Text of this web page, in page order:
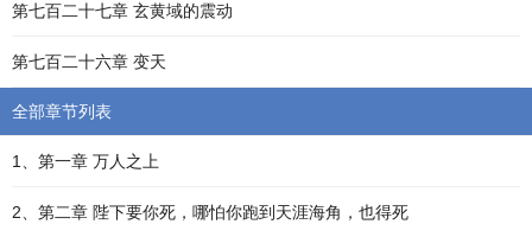
第七百二十七章 玄黄域的震动
第七百二十六章 变天
全部章节列表
1、第一章 万人之上
2、第二章 陛下要你死，哪怕你跑到天涯海角，也得死